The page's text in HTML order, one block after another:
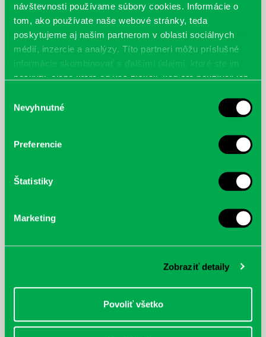
návštevnosti používame súbory cookies. Informácie o
tom, ako používate naše webové stránky, teda
poskytujeme aj našim partnerom v oblasti sociálnych
médií, inzercie a analýzy. Títo partneri môžu príslušné
informácie skombinovať s ďalšími údajmi, ktoré ste im
poskytli, alebo ktoré od vás získali, keď ste používali ich
súhlasu
Nevyhnutné
Preferencie
Štatistiky
Marketing
Zobraziť detaily
Povoliť všetko
McGrath, Andy: Tadej Pogačar:
nezastaviteľný